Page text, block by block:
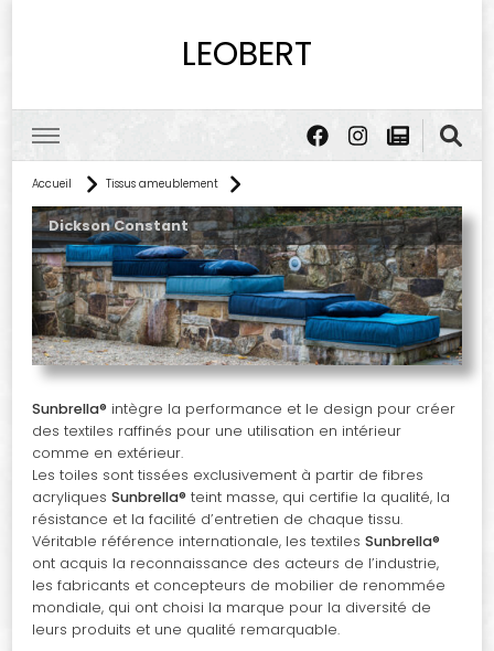
LEOBERT
Accueil Tissus ameublement
Dickson Constant
Sunbrella® intègre la performance et le design pour créer
des textiles raffinés pour une utilisation en intérieur
comme en extérieur.
Les toiles sont tissées exclusivement à partir de fibres
acryliques Sunbrella® teint masse, qui certifie la qualité, la
résistance et la facilité d’entretien de chaque tissu.
Véritable référence internationale, les textiles Sunbrella®
ont acquis la reconnaissance des acteurs de l’industrie,
les fabricants et concepteurs de mobilier de renommée
mondiale, qui ont choisi la marque pour la diversité de
leurs produits et une qualité remarquable.